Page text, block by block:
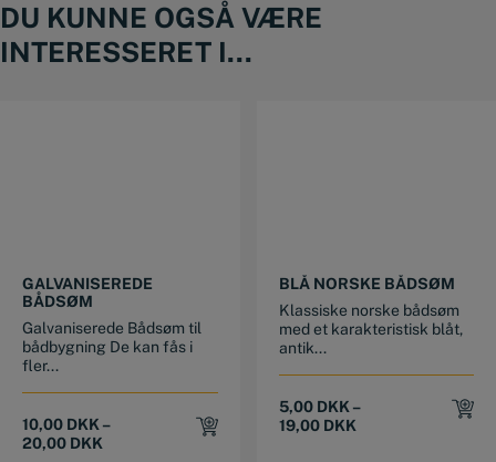
DU KUNNE OGSÅ VÆRE
INTERESSERET I...
GALVANISEREDE
BÅDSØM
Galvaniserede Bådsøm til
bådbygning De kan fås i
fler...
10,00 DKK –
20,00 DKK
BLÅ NORSKE BÅDSØM
Klassiske norske bådsøm
med et karakteristisk blåt,
antik...
5,00 DKK –
19,00 DKK